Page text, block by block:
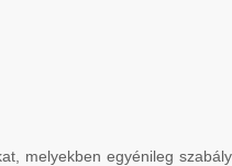
melyekben egyénileg